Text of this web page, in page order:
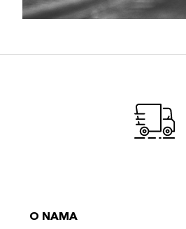
O NAMA